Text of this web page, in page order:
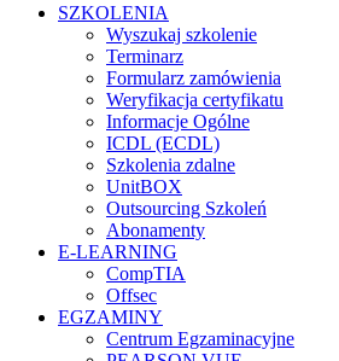
SZKOLENIA
Wyszukaj szkolenie
Terminarz
Formularz zamówienia
Weryfikacja certyfikatu
Informacje Ogólne
ICDL (ECDL)
Szkolenia zdalne
UnitBOX
Outsourcing Szkoleń
Abonamenty
E-LEARNING
CompTIA
Offsec
EGZAMINY
Centrum Egzaminacyjne